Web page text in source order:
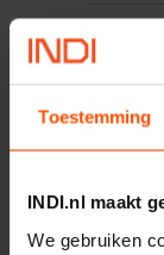
Toestemming
INDI.nl maakt
We gebruiken